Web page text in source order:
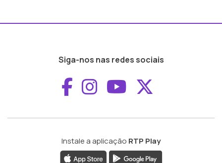
Siga-nos nas redes sociais
Aceder ao
Aceder ao
Aceder ao
Instale a aplicação RTP Play